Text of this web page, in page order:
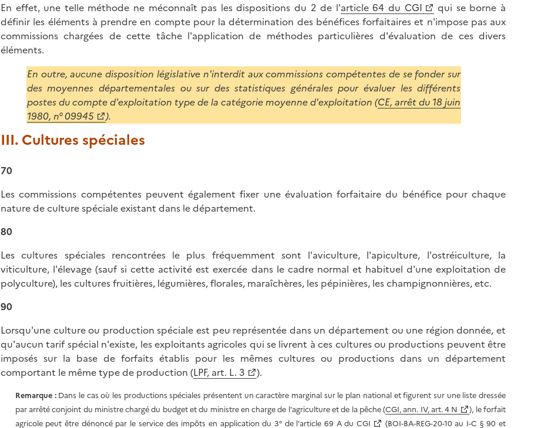
En effet, une telle méthode ne méconnaît pas les dispositions du 2 de l'article 64 du CGI
qui se borne à
définir les éléments à prendre en compte pour la détermination des bénéfices forfaitaires et n'impose pas aux
commissions chargées de cette tâche l'application de méthodes particulières d'évaluation de ces divers
éléments.
En outre, aucune disposition législative n'interdit aux commissions compétentes de se fonder sur
des moyennes départementales ou sur des statistiques générales pour évaluer les différents
postes du compte d'exploitation type de la catégorie moyenne d'exploitation (CE, arrêt du 18 juin
1980, n° 09945
).
III. Cultures spéciales
70
Les commissions compétentes peuvent également fixer une évaluation forfaitaire du bénéfice pour chaque
nature de culture spéciale existant dans le département.
80
Les cultures spéciales rencontrées le plus fréquemment sont l'aviculture, l'apiculture, l'ostréiculture, la
viticulture, l'élevage (sauf si cette activité est exercée dans le cadre normal et habituel d'une exploitation de
polyculture), les cultures fruitières, légumières, florales, maraîchères, les pépinières, les champignonnières, etc.
90
Lorsqu'une culture ou production spéciale est peu représentée dans un département ou une région donnée, et
qu'aucun tarif spécial n'existe, les exploitants agricoles qui se livrent à ces cultures ou productions peuvent être
imposés sur la base de forfaits établis pour les mêmes cultures ou productions dans un département
comportant le même type de production (LPF, art. L. 3 ).
Remarque : Dans le cas où les productions spéciales présentent un caractère marginal sur le plan national et figurent sur une liste dressée
par arrêté conjoint du ministre chargé du budget et du ministre en charge de l'agriculture et de la pêche (CGI, ann. IV, art. 4 N
), le forfait
agricole peut être dénoncé par le service des impôts en application du 3° de l'article 69 A du CGI (BOI-BA-REG-20-10 au I-C § 90 et